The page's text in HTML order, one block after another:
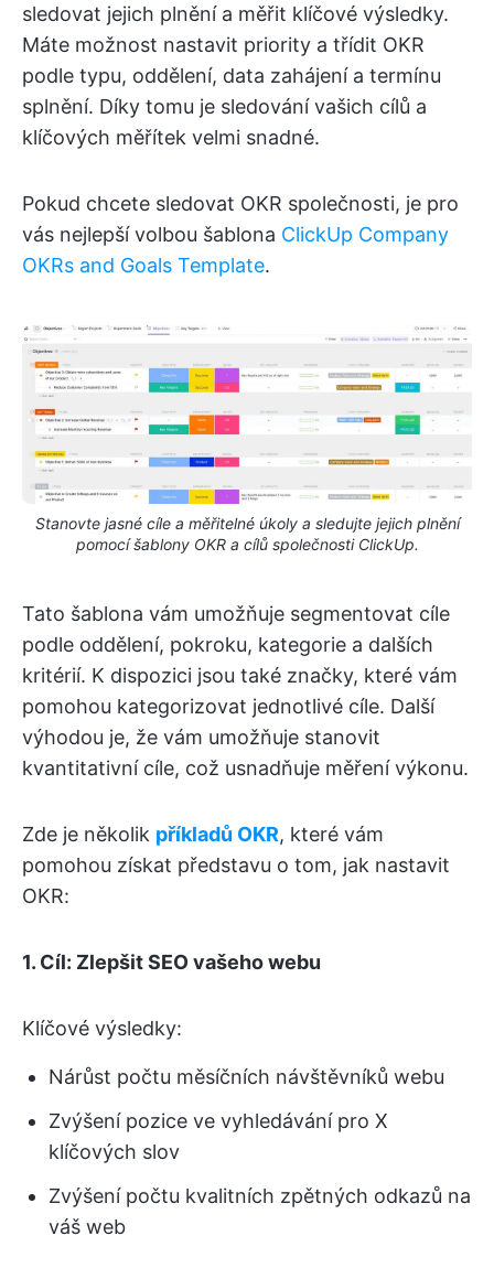
sledovat jejich plnění a měřit klíčové výsledky.
Máte možnost nastavit priority a třídit OKR
podle typu, oddělení, data zahájení a termínu
splnění. Díky tomu je sledování vašich cílů a
klíčových měřítek velmi snadné.
Pokud chcete sledovat OKR společnosti, je pro
vás nejlepší volbou šablona ClickUp Company
OKRs and Goals Template.
Stanovte jasné cíle a měřitelné úkoly a sledujte jejich plnění
pomocí šablony OKR a cílů společnosti ClickUp.
Tato šablona vám umožňuje segmentovat cíle
podle oddělení, pokroku, kategorie a dalších
kritérií. K dispozici jsou také značky, které vám
pomohou kategorizovat jednotlivé cíle. Další
výhodou je, že vám umožňuje stanovit
kvantitativní cíle, což usnadňuje měření výkonu.
Zde je několik příkladů OKR, které vám
pomohou získat představu o tom, jak nastavit
OKR:
1. Cíl: Zlepšit SEO vašeho webu
Klíčové výsledky:
Nárůst počtu měsíčních návštěvníků webu
Zvýšení pozice ve vyhledávání pro X
klíčových slov
Zvýšení počtu kvalitních zpětných odkazů na
váš web